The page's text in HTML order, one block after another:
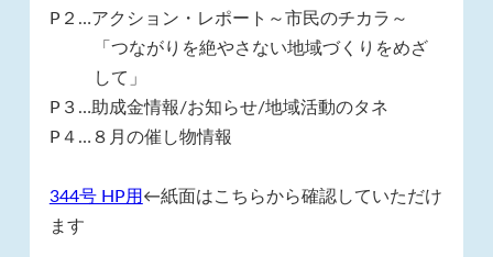
P２…アクション・レポート～市民のチカラ～
「つながりを絶やさない地域づくりをめざ
して」
P３…助成金情報/お知らせ/地域活動のタネ
P４…８月の催し物情報
344号 HP用 ←紙面はこちらから確認していただけ
ます